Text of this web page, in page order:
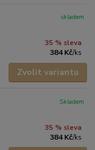
35 % sleva
384 Kč/ks
skladem
Zvolit variantu
35 % sleva
384 Kč/ks
Skladem